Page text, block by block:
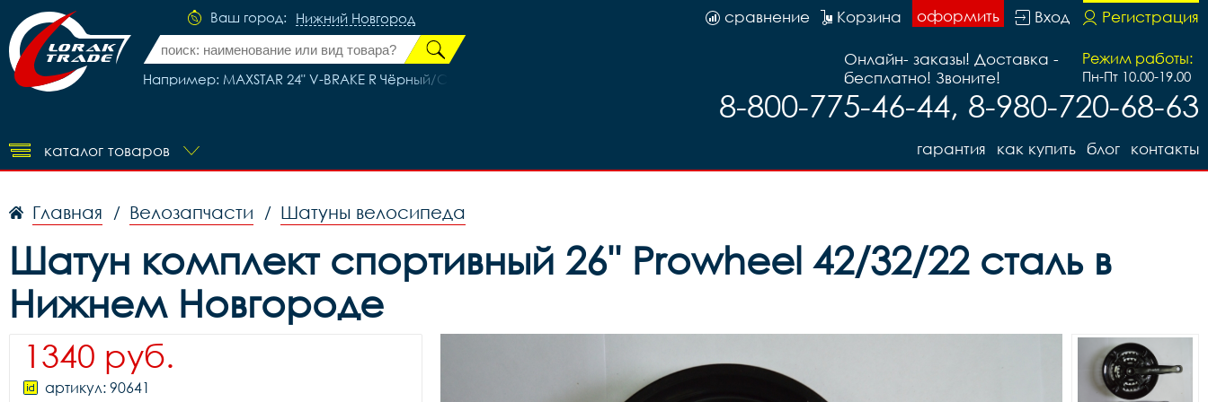
Ваш город: Нижний Новгород
Например: MAXSTAR 24" V-BRAKE R Чёрный/Синий
Регистрация
Вход
оформить
Корзина
сравнение
Режим работы:
Пн-Пт 10.00-19.00
Онлайн- заказы! Доставка -
бесплатно! Звоните!
8-800-775-46-44, 8-980-720-68-63
каталог товаров контакты
блог
как купить
гарантия
Главная / Велозапчасти / Шатуны велосипеда
Шатун комплект спортивный 26'' Prowheel 42/32/22 сталь в
Нижнем Новгороде
1340 руб.
артикул: 90641